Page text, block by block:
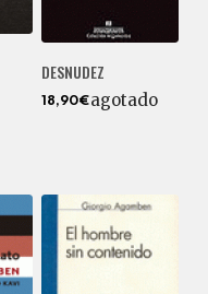
DESNUDEZ
18,90€agotado